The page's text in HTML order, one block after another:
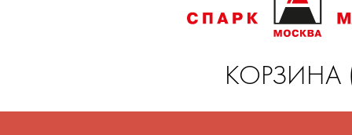
КОРЗИНА